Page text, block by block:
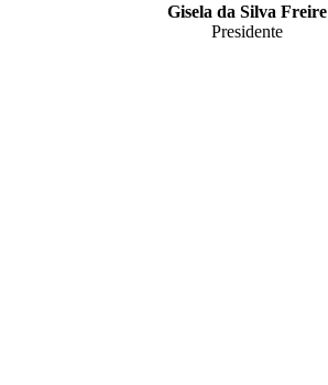
Gisela da Silva Freire
Presidente